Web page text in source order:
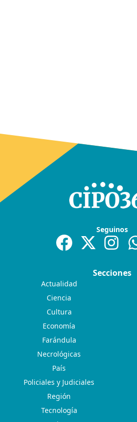
Seguinos
Secciones
Actualidad
Ciencia
Cultura
Economía
Farándula
Necrológicas
País
Policiales y Judiciales
Región
Tecnología